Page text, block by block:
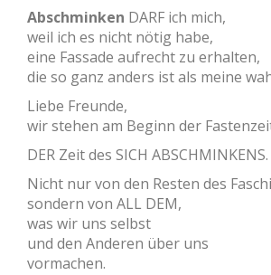
Abschminken DARF ich mich,
weil ich es nicht nötig habe,
eine Fassade aufrecht zu erhalten,
die so ganz anders ist als meine
Liebe Freunde,
wir stehen am Beginn der
DER Zeit des SICH ABSCHMINKENS.
Nicht nur von den Resten des
sondern von ALL DEM,
was wir uns selbst
und den Anderen über uns
vormachen.